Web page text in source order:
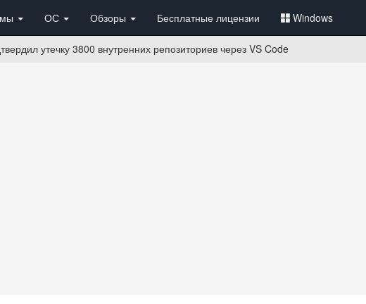
ОС Обзоры Бесплатные лицензии Windows
утечку 3800 внутренних репозиториев через VS Code